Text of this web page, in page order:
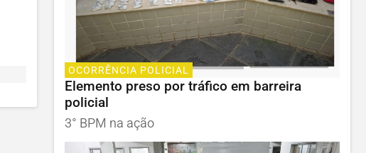
OCORRÊNCIA POLICIAL
Elemento preso por tráfico em barreira
policial
3° BPM na ação